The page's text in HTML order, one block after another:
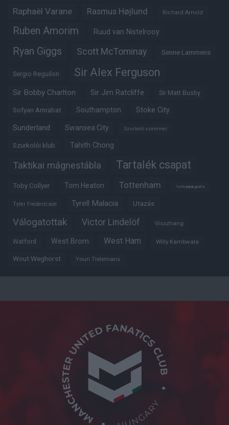
Raphaël Varane Rasmus Højlund Richard Arnold
Ruben Amorim Ruud van Nistelrooy
Ryan Giggs Scott McTominay Senne Lammens
Sergio Reguilon Sir Alex Ferguson
Sir Bobby Charlton Sir Jim Ratcliffe Sir Matt Busby
Sofyan Amrabat Southampton Stoke City
Sunderland Swansea City Szurkoló szemmel
Szurkolói klub Tahith Chong
Taktikai mágnestábla Tartalék csapat
Toby Collyer Tom Heaton Tottenham Trófeabibliográfia
Tyler Fredericson Tyrell Malacia Utazás
Válogatottak Victor Lindelöf Visszhang
Watford West Brom West Ham Willy Kambwala
Wout Weghorst Youri Tielemans